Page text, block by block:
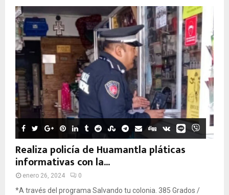
Realiza policía de Huamantla pláticas
informativas con la...
enero 26, 2024 0
*A través del programa Salvando tu colonia. 385 Grados /